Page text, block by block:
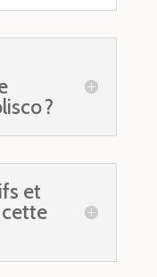
?
et